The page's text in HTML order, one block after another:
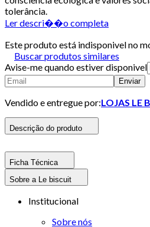
tolerância.
Ler descri��o completa
Este produto está indisponivel no
Buscar produtos similares
Avise-me quando estiver disponivel
Enviar
Vendido e entregue por:LOJAS LE
Descrição do produto
Ficha Técnica
Sobre a Le biscuit
Institucional
Sobre nós